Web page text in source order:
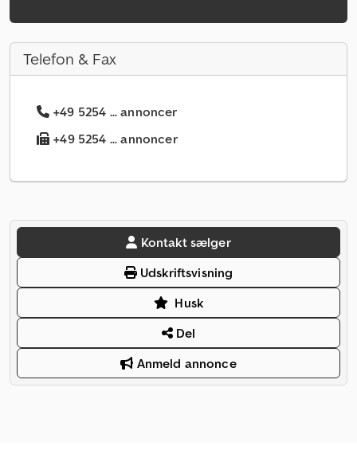
Telefon & Fax
+49 5254 ... annoncer
+49 5254 ... annoncer
Kontakt sælger
Udskriftsvisning
Husk
Del
Anmeld annonce